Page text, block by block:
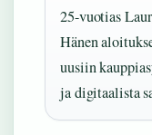
25-vuotias
Hänen
uusiin
ja digitaalista